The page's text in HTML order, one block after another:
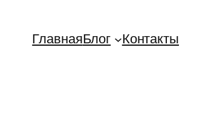
ГлавнаяБлог Контакты